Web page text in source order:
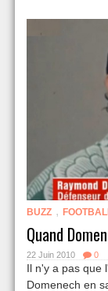
BUZZ ,
Quand
22 Juin 2010 0
Il n'y a pas que
Domenech en